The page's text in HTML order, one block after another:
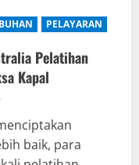
PELAYARAN
Pelatihan
Kapal
baik, para